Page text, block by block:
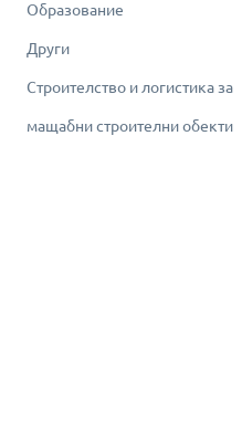
Образование
Други
Строителство и логистика за
мащабни строителни обекти